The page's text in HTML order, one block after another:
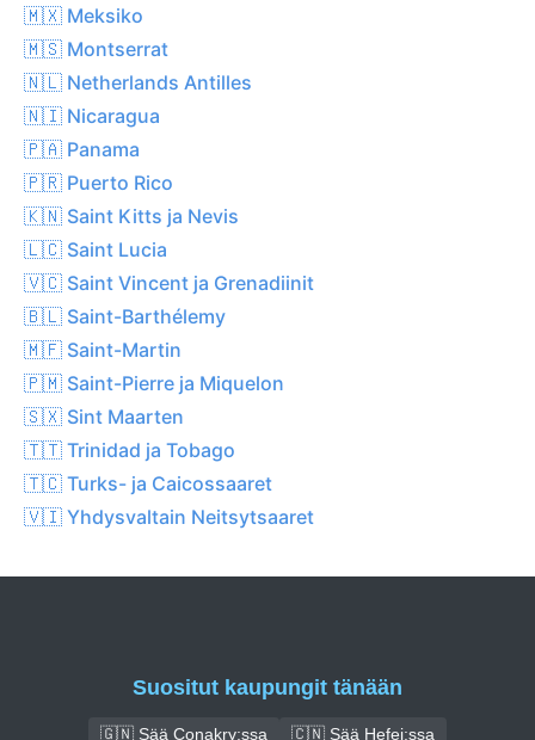
🇲🇽 Meksiko
🇲🇸 Montserrat
🇳🇱 Netherlands Antilles
🇳🇮 Nicaragua
🇵🇦 Panama
🇵🇷 Puerto Rico
🇰🇳 Saint Kitts ja Nevis
🇱🇨 Saint Lucia
🇻🇨 Saint Vincent ja Grenadiinit
🇧🇱 Saint-Barthélemy
🇲🇫 Saint-Martin
🇵🇲 Saint-Pierre ja Miquelon
🇸🇽 Sint Maarten
🇹🇹 Trinidad ja Tobago
🇹🇨 Turks- ja Caicossaaret
🇻🇮 Yhdysvaltain Neitsytsaaret
Suositut kaupungit tänään
🇬🇳 Sää Conakry:ssa
🇨🇳 Sää Hefei:ssa